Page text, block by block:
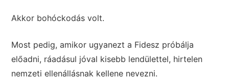
Akkor bohóckodás volt.
Most pedig, amikor ugyanezt a Fidesz próbálja
előadni, ráadásul jóval kisebb lendülettel, hirtelen
nemzeti ellenállásnak kellene nevezni.